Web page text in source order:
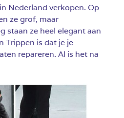
Nederland verkopen. Op
ze grof, maar
staan ze heel elegant aan
Trippen is dat je je
repareren. Al is het na